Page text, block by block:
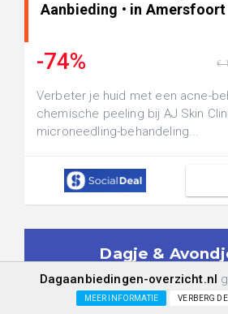
Aanbieding • in Amersfoort
-74% €
Verbeter je huid met een acne-
chemische peeling bij AJ Skin
microneedling-behandeling...
Dagje &
Aanbiedingen in je
Geen spam meer. Ontvang
Dagaanbiedingen-overzicht.nl
MEER INFORMATIE VERBERG